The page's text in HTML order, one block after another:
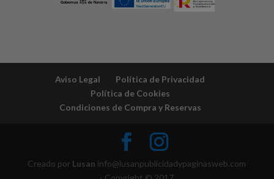
Aviso Legal
Política de Privacidad
Política de Cookies
Condiciones de Compra y Reservas
Creado por Lusan info@lusanpublicidadypaginasweb.com